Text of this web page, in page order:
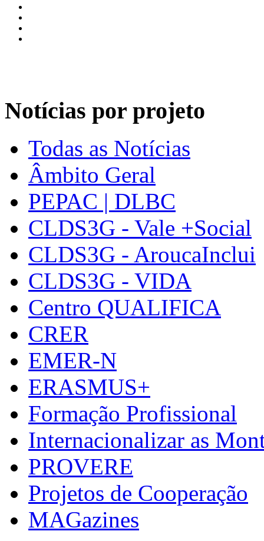
Notícias por projeto
Todas as Notícias
Âmbito Geral
PEPAC | DLBC
CLDS3G - Vale +Social
CLDS3G - AroucaInclui
CLDS3G - VIDA
Centro QUALIFICA
CRER
EMER-N
ERASMUS+
Formação Profissional
Internacionalizar as
PROVERE
Projetos de Cooperação
MAGazines